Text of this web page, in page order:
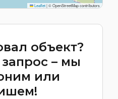
Leaflet|© OpenStreetMap contributors
объект?
– мы
или